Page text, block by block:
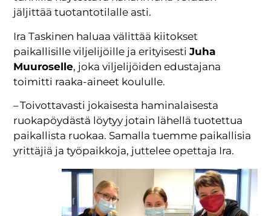
jäljittää tuotantotilalle asti.
Ira Taskinen haluaa välittää kiitokset
paikallisille viljelijöille ja erityisestiJuha
Muuroselle, joka viljelijöiden edustajana
toimitti raaka-aineet koululle.
– Toivottavasti jokaisesta haminalaisesta
ruokapöydästä löytyy jotain lähellä tuotettua
paikallista ruokaa. Samalla tuemme paikallisia
yrittäjiä ja työpaikkoja, juttelee opettaja Ira.